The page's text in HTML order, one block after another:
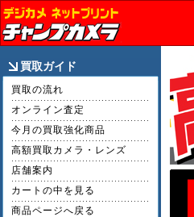
買取ガイド
買取の流れ
オンライン査定
今月の買取強化商品
高額買取カメラ・レンズ
店舗案内
カートの中を見る
商品ページへ戻る